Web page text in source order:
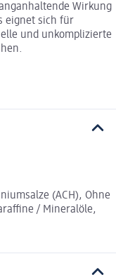
Wirkung
eignet sich für
und unkomplizierte
(ACH), Ohne
/ Mineralöle,